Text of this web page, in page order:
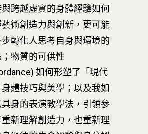
跨越虛實的身體經驗如何
藝術創造力與創新，更可能
轉化人思考自身與環境的
；物質的可供性
如何形塑了「現代
身體技巧與美學；以及我如
身的表演教學法，引領參
新理解創造力，也重新理